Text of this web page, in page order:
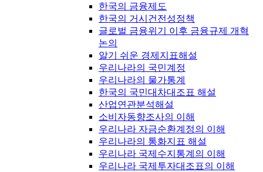
한국의 금융제도
한국의 거시건전성정책
글로벌 금융위기 이후 금융규제 개혁
논의
알기 쉬운 경제지표해설
우리나라의 국민계정
우리나라의 물가통계
한국의 국민대차대조표 해설
산업연관분석해설
소비자동향조사의 이해
우리나라 자금순환계정의 이해
우리나라의 통화지표 해설
우리나라 국제수지통계의 이해
우리나라 국제투자대조표의 이해